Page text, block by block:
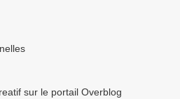
sur le portail Overblog